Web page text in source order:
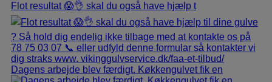
Flot resultat 😱👌 skal du også have hjælp t
Dagens arbejde blev færdigt. Køkkengulvet fik en